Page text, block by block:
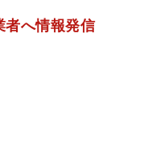
者へ情報発信